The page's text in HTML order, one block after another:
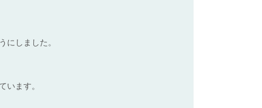
にしました。
います。